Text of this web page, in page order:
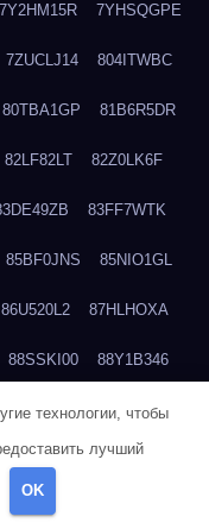
7Y2HM15R 7YHSQGPE
7ZUCLJ14 804ITWBC
80TBA1GP 81B6R5DR
82LF82LT 82Z0LK6F
83FF7WTK
85BF0JNS 85NIO1GL
86U520L2 87HLHOXA
88SSKI00 88Y1B346
8A6B5EEP
8BVB056I 8BZT9YKF
8CEG9O6P
технологии, чтобы
лучший
OK